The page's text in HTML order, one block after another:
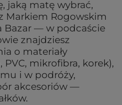
jaką matę wybrać,
Markiem Rogowskim
Bazar — w podcaście
znajdziesz
o materiały
mikrofibra, korek),
i w podróży,
akcesoriów —